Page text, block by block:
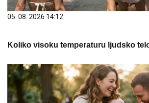
05. 08. 2026 14:12
Koliko visoku temperaturu ljudsko